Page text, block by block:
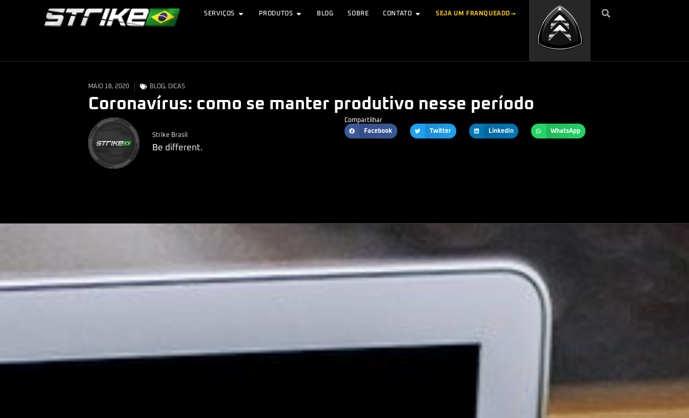
SERVIÇOS PRODUTOS BLOG SOBRE CONTATO SEJA UM FRANQUEADO
MAIO 18, 2020 BLOG, DICAS
Coronaví­rus: como se manter produtivo nesse período
Strike Brasil
Be different.
Compartilhar
Facebook
Twitter LinkedIn WhatsApp